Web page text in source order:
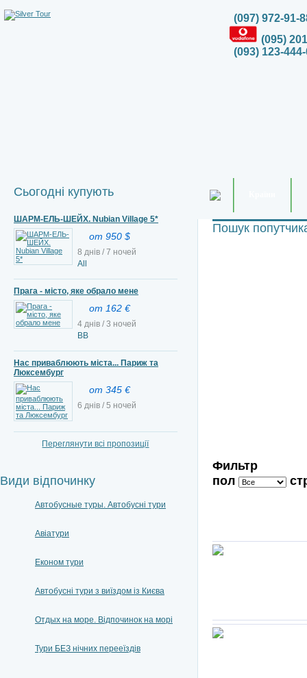
(097) 972-91-
(095)
(093) 123-
Пошук
Фильтр
пол
Сьогодні купують
ШАРМ-ЕЛЬ-ШЕЙХ. Nubian Village 5*
от 950 $
8 днів / 7 ночей
All
Прага - місто, яке обрало мене
от 162 €
4 днів / 3 ночей
ВВ
Нас приваблюють міста... Париж та
Люксембург
от 345 €
6 днів / 5 ночей
Переглянути всі пропозиції
Види відпочинку
Автобусные туры. Автобусні тури
Авіатури
Економ тури
Автобусні тури з виїздом із Києва
Отдых на море. Відпочинок на морі
Тури БЕЗ нічних перееїздів